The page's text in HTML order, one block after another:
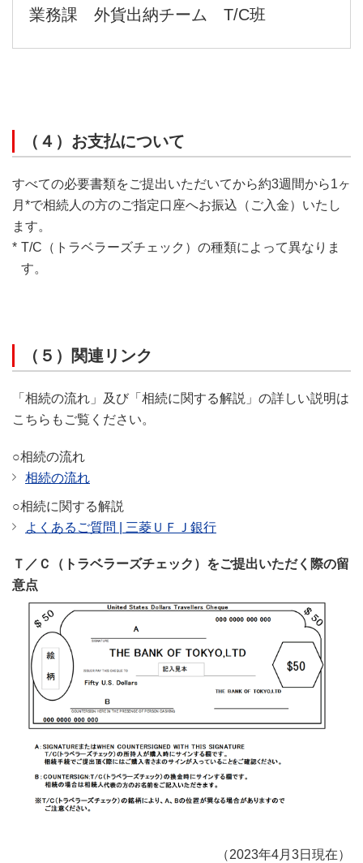
業務課 外貨出納チーム T/C班
（４）お支払について
すべての必要書類をご提出いただいてから約3週間から1ヶ
月*で相続人の方のご指定口座へお振込（ご入金）いたし
ます。
* T/C（トラベラーズチェック）の種類によって異なりま
す。
（５）関連リンク
「相続の流れ」及び「相続に関する解説」の詳しい説明は
こちらもご覧ください。
○相続の流れ
相続の流れ
○相続に関する解説
よくあるご質問 | 三菱ＵＦＪ銀行
Ｔ／Ｃ（トラベラーズチェック）をご提出いただく際の留
意点
（2023年4月3日現在）